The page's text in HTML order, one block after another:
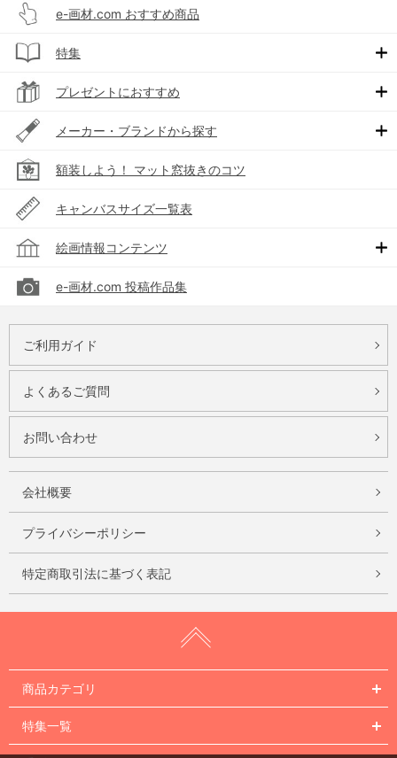
e-画材.com おすすめ商品
特集
プレゼントにおすすめ
メーカー・ブランドから探す
額装しよう！ マット窓抜きのコツ
キャンバスサイズ一覧表
絵画情報コンテンツ
e-画材.com 投稿作品集
ご利用ガイド
よくあるご質問
お問い合わせ
会社概要
プライバシーポリシー
特定商取引法に基づく表記
商品カテゴリ
特集一覧